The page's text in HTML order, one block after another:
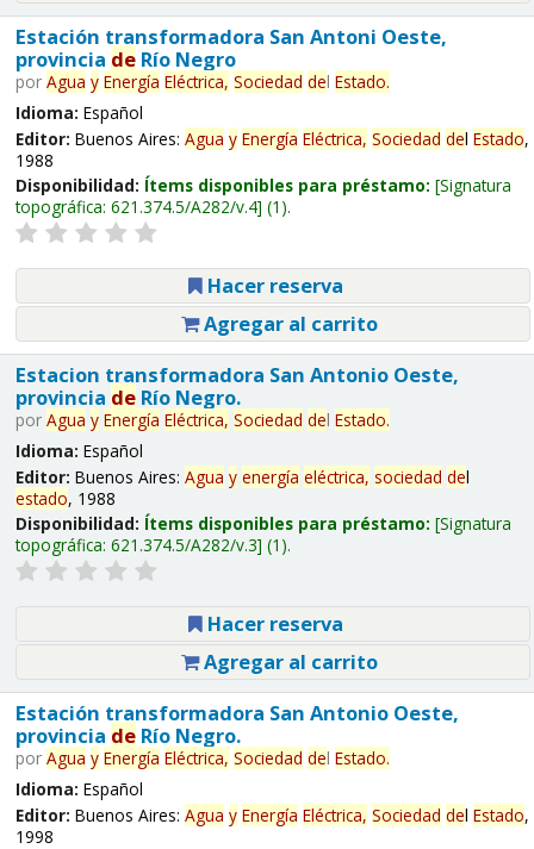
Estación transformadora San Antoni Oeste,
provincia deRío Negro
por Agua y Energía Eléctrica, Sociedad del Estado.
Idioma: Español
Editor: Buenos Aires: Agua y Energía Eléctrica, Sociedad del Estado,
1988
Disponibilidad: Ítems disponibles para préstamo: Signatura
topográfica: 621.374.5/A282/v.4 (1).
Hacer reserva
Agregar al carrito
Estacion transformadora San Antonio Oeste,
provincia deRío Negro.
por Agua y Energía Eléctrica, Sociedad del Estado.
Idioma: Español
Editor: Buenos Aires: Agua y energía eléctrica, sociedad del
estado, 1988
Disponibilidad: Ítems disponibles para préstamo: Signatura
topográfica: 621.374.5/A282/v.3 (1).
Hacer reserva
Agregar al carrito
Estación transformadora San Antonio Oeste,
provincia deRío Negro.
por Agua y Energía Eléctrica, Sociedad del Estado.
Idioma: Español
Editor: Buenos Aires: Agua y Energía Eléctrica, Sociedad del Estado,
1998